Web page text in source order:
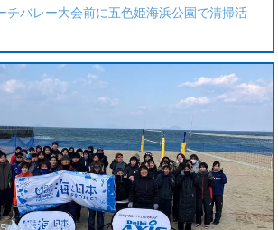
チバレー大会前に五色姫海浜公園で清掃活